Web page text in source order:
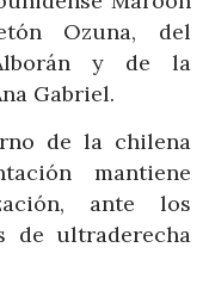
Ozuna, del
y de la
Gabriel.
de la chilena
mantiene
ante los
de ultraderecha